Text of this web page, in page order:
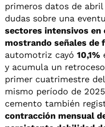
primeros datos de
dudas sobre una
sectores intensivos en
mostrando señales de
automotriz cayó 10,1%
y acumula un
primer cuatrimestre
mismo período de
cemento también
contracción mensual